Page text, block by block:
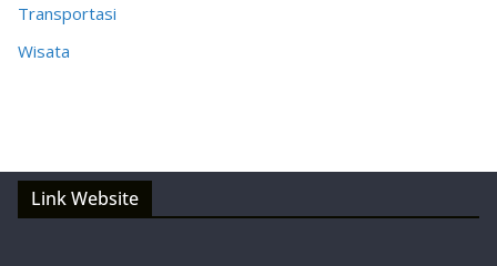
Transportasi
Wisata
Link Website